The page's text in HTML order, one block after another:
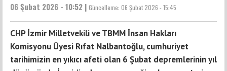
06 Şubat 2026 - 10:52 | Güncelleme: 06 Şubat 2026 - 15:45
CHP İzmir Milletvekili ve TBMM İnsan Hakları
Komisyonu Üyesi Rıfat Nalbantoğlu, cumhuriyet
tarihimizin en yıkıcı afeti olan 6 Şubat depremlerinin yıl